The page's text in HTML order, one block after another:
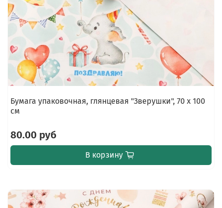
Бумага упаковочная, глянцевая "Зверушки", 70 х 100
см
80.00 руб
В корзину